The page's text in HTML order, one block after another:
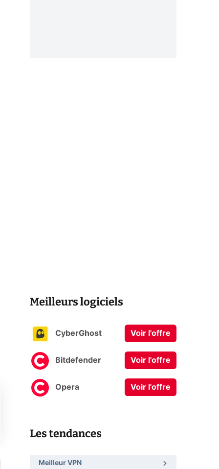
Meilleurs logiciels
CyberGhost Voir l'offre
Bitdefender Voir l'offre
Opera Voir l'offre
Les tendances
Meilleur VPN